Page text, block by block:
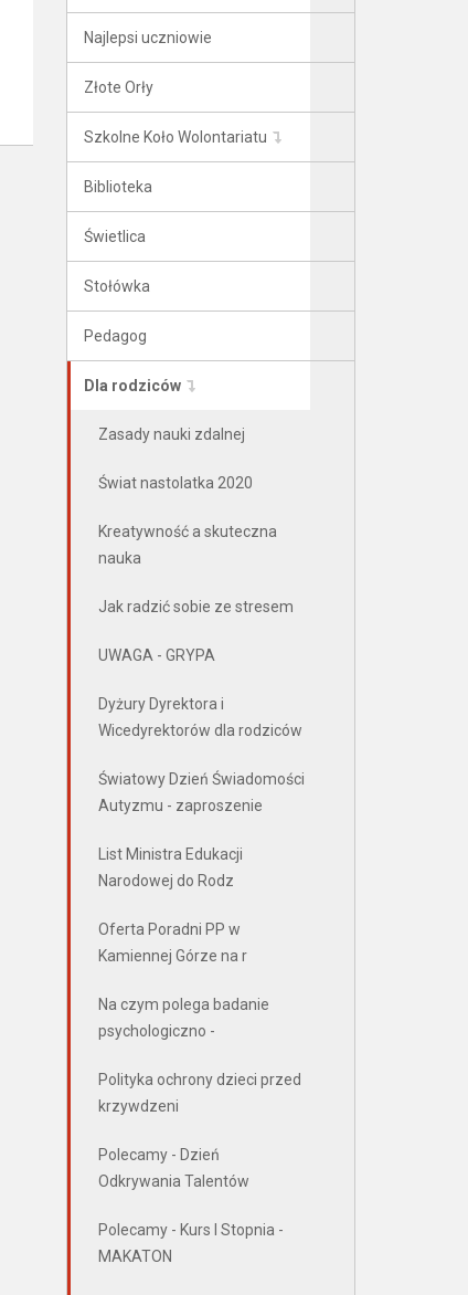
Najlepsi uczniowie
Złote Orły
Szkolne Koło Wolontariatu
Biblioteka
Świetlica
Stołówka
Pedagog
Dla rodziców
Zasady nauki zdalnej
Świat nastolatka 2020
Kreatywność a skuteczna
nauka
Jak radzić sobie ze stresem
UWAGA - GRYPA
Dyżury Dyrektora i
Wicedyrektorów dla rodziców
Światowy Dzień Świadomości
Autyzmu - zaproszenie
List Ministra Edukacji
Narodowej do Rodz
Oferta Poradni PP w
Kamiennej Górze na r
Na czym polega badanie
psychologiczno -
Polityka ochrony dzieci przed
krzywdzeni
Polecamy - Dzień
Odkrywania Talentów
Polecamy - Kurs I Stopnia -
MAKATON